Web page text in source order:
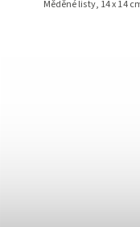
Měděné listy, 14 x 14